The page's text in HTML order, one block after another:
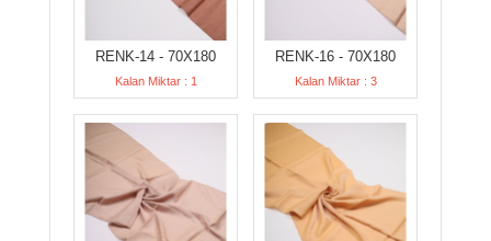
RENK-14 - 70X180
Kalan Miktar : 1
RENK-16 - 70X180
Kalan Miktar : 3